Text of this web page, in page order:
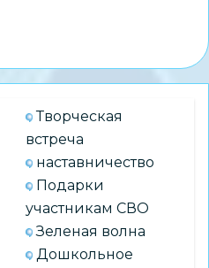
страница
Творческая
встреча
наставничество
Подарки
участникам СВО
Зеленая волна
Дошкольное